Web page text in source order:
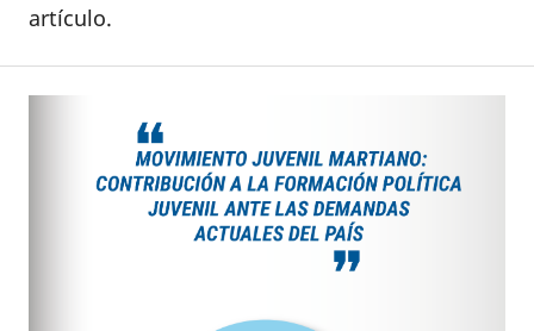
artículo.